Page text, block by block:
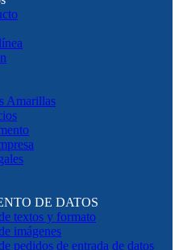
Amarillas
DE DATOS
textos y formato
imágenes
pedidos de entrada de datos